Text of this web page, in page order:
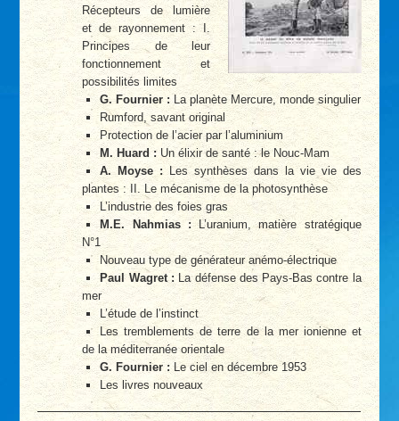
Récepteurs de lumière
et de rayonnement : I.
Principes de leur
fonctionnement et
possibilités limites
G. Fournier : La planète Mercure, monde singulier
Rumford, savant original
Protection de l’acier par l’aluminium
M. Huard :Un élixir de santé : le Nouc-Mam
A. Moyse : Les synthèses dans la vie vie des
plantes : II. Le mécanisme de la photosynthèse
L’industrie des foies gras
M.E. Nahmias :L’uranium, matière stratégique
N°1
Nouveau type de générateur anémo-électrique
Paul Wagret : La défense des Pays-Bas contre la
mer
L’étude de l’instinct
Les tremblements de terre de la mer ionienne et
de la méditerranée orientale
G. Fournier :Le ciel en décembre 1953
Les livres nouveaux